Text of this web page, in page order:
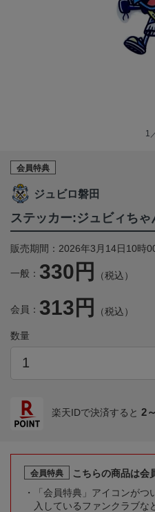
1
会員特典
ジュビロ磐田
ステッカー:ジュビィち
販売期間：2026年3月14日10時
一般： 330円 （税込）
会員： 313円 （税込）
数量
楽天IDで決済すると 2
会員特典
こちらの商品は会
「会員特典」アイコンが
入しているファンクラブな